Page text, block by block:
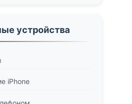
устройства
iPhone